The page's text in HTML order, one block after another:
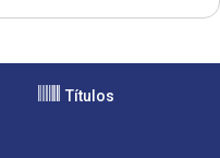
Títulos